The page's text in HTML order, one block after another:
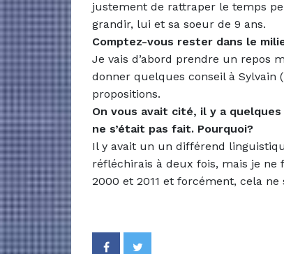
justement de rattraper le temps
grandir, lui et sa soeur de 9 ans.
Comptez-vous rester dans le
Je vais d’abord prendre un repos
donner quelques conseil à Sylvain
propositions.
On vous avait cité, il y a
ne s’était pas fait. Pourquoi?
Il y avait un un différend
réfléchirais à deux fois, mais je ne
2000 et 2011 et forcément, cela ne